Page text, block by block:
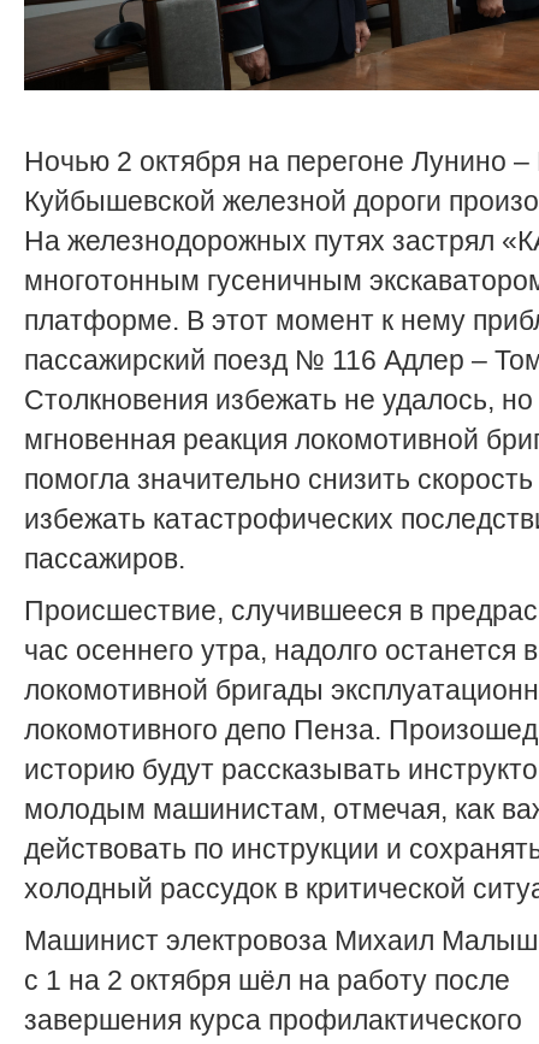
Ночью 2 октября на перегоне Лунино –
Куйбышевской железной дороги
На железнодорожных путях застрял
многотонным гусеничным
платформе. В этот момент к нему
пассажирский поезд № 116 Адлер –
Столкновения избежать не удалось, но
мгновенная реакция локомотивной
помогла значительно снизить
избежать катастрофических
пассажиров.
Происшествие, случившееся в
час осеннего утра, надолго останется
локомотивной бригады
локомотивного депо Пенза.
историю будут рассказывать
молодым машинистам, отмечая, как
действовать по инструкции и
холодный рассудок в критической
Машинист электровоза Михаил
с 1 на 2 октября шёл на работу после
завершения курса профилактического